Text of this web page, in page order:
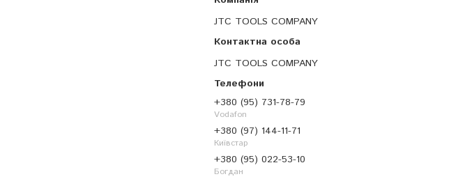
JTC TOOLS COMPANY
JTC TOOLS COMPANY
+380 (95) 731-78-79
Vodafon
+380 (97) 144-11-71
Київстар
+380 (95) 022-53-10
Богдан